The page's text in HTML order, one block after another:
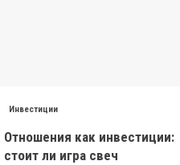
Инвестиции
Отношения как инвестиции:
стоит ли игра свеч